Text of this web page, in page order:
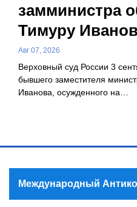
замминистра
Тимуру
Авг 07, 2026
Верховный суд России 3
бывшего заместителя
Иванова, осужденного на…
Международный